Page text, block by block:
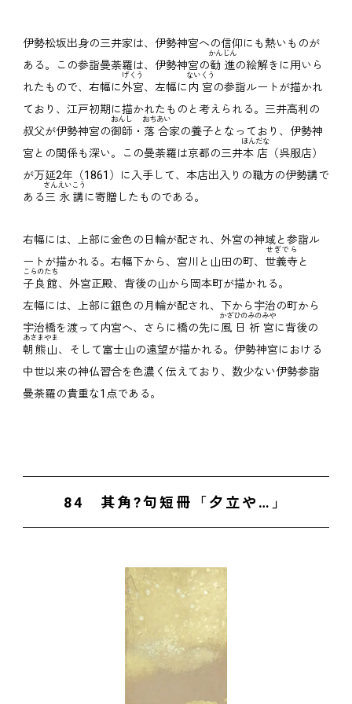
伊勢松坂出身の三井家は、伊勢神宮への信仰にも熱いものが
ある。この参詣曼荼羅は、伊勢神宮の勧進
かんじん
の絵解きに用いら
れたもので、右幅に外宮
げくう
、左幅に 内宮
ないくう
の参詣ルートが描かれ
ており、江戸初期に描かれたものと考えられる。三井高利の
叔父が伊勢神宮の御師
おんし
・ 落合
おちあい
家の養子となっており、伊勢神
宮との関係も深い。この曼荼羅は京都の三井本店
ほんだな
（呉服店）
が万延2年（1861）に入手して、本店出入りの職方の伊勢講で
ある三永講
さんえいこう
に寄贈したものである。
右幅には、上部に金色の日輪が配され、外宮の神域と参詣ル
ートが描かれる。右幅下から、宮川と山田の町、 世義寺
せぎでら
と
子良館
こらのたち
、外宮正殿、背後の山から岡本町が描かれる。
左幅には、上部に銀色の月輪が配され、下から宇治の町から
宇治橋を渡って内宮へ、さらに橋の先に風日祈宮
かざひのみのみや
に背後の
朝熊山
あさまやま
、そして富士山の遠望が描かれる。伊勢神宮における
中世以来の神仏習合を色濃く伝えており、数少ない伊勢参詣
曼荼羅の貴重な1点である。
84 其角?句短冊「夕立や…」